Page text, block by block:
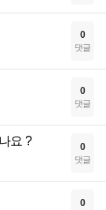
0
댓글
0
댓글
요 ? 0
댓글
0